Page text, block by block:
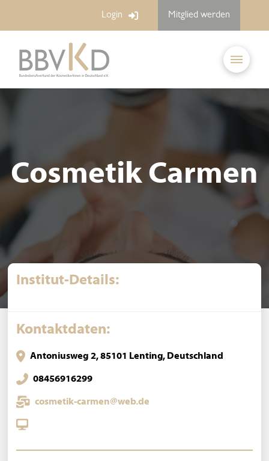
Login Mitglied werden
Cosmetik Carmen
Institut-Details:
Kontaktdaten:
Antoniusweg 2, 85101 Lenting, Deutschland
08456916299
cosmetik-carmen@web.de